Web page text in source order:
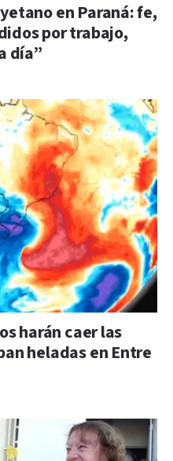
en Paraná: fe,
por trabajo,
día”
harán caer las
heladas en Entre